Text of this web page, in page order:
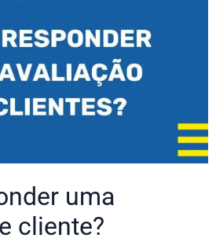
uma
cliente?